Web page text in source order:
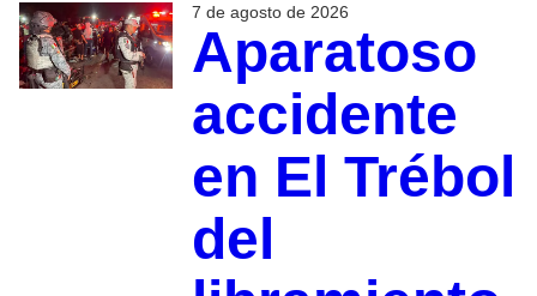
7 de agosto de 2026
Aparatoso
accidente
en El Trébol
del